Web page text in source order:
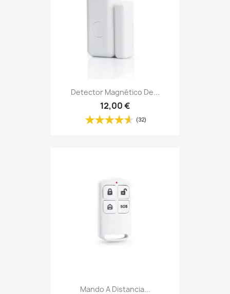
Detector Magnético De...
12,00 €
(32)
Mando A Distancia...